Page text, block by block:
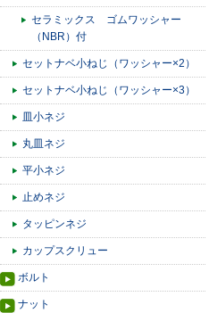
セラミックス ゴムワッシャー
（NBR）付
セットナベ小ねじ（ワッシャー×2）
セットナベ小ねじ（ワッシャー×3）
皿小ネジ
丸皿ネジ
平小ネジ
止めネジ
タッピンネジ
カップスクリュー
ボルト
ナット